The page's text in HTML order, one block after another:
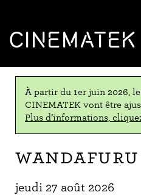
CINEMATEK
À partir du 1er juin 2026,
CINEMATEK vont être
Plus d’informations,
jeudi 27 août 2026